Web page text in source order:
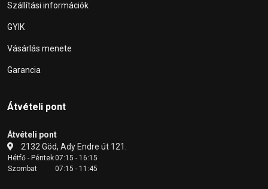
Szállítási információk
GYIK
Vásárlás menete
Garancia
Átvételi pont
Átvételi pont
2132 Göd, Ady Endre út 121.
Hétfő - Péntek07:15 - 16:15
Szombat
07:15 - 11:45